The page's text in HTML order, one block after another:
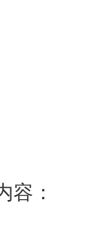
容：